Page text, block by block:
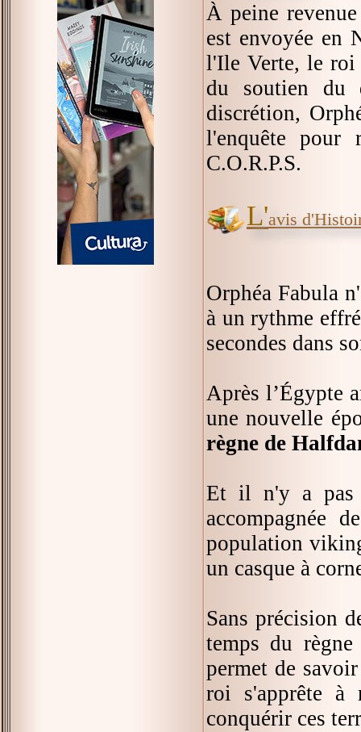
À peine
est envoyée en
l'Ile Verte, le roi
du soutien du
discrétion,
l'enquête pour
C.O.R.P.S.
L'avis
Orphéa Fabula
à un rythme
secondes dans
Après l’Égypte
une nouvelle
règne de
Et il n'y a pas
accompagnée
population
un casque à
Sans précision
temps du
permet de
roi s'apprête à
conquérir ces